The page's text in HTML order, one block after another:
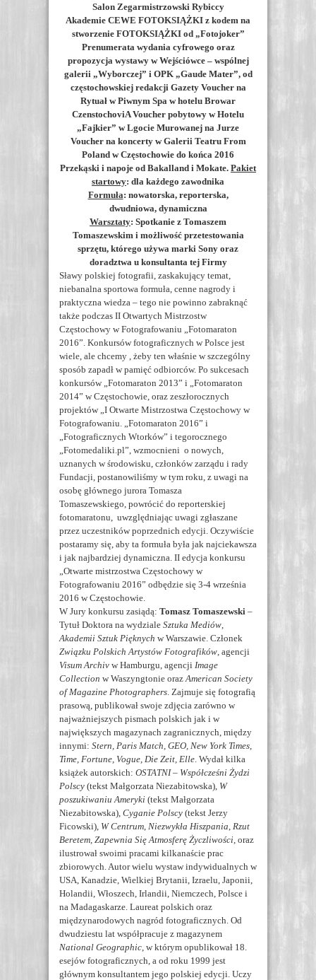
Salon Zegarmistrzowski Rybiccy
Akademie CEWE FOTOKSIĄŻKI z kodem na
stworzenie FOTOKSIĄŻKI od „Fotojoker”
Prenumerata wydania cyfrowego oraz
propozycja wystawy w Wejściówce – wspólnej
galerii „Wyborczej” i OPK „Gaude Mater”, od
częstochowskiej redakcji Gazety Voucher na
Rytuał w Piwnym Spa w hotelu Browar
CzenstochoviA Voucher pobytowy w Hotelu
„Fajkier” w Lgocie Murowanej na Jurze
Voucher na koncerty w Galerii Teatru From
Poland w Częstochowie do końca 2016
Przekąski i napoje od Bakalland i Mokate. Pakiet
startowy: dla każdego zawodnika
Formuła: nowatorska, reporterska,
dwudniowa, dynamiczna
Warsztaty: Spotkanie z Tomaszem
Tomaszewskim i możliwość przetestowania
sprzętu, którego używa marki Sony oraz
doradztwa u konsultanta tej Firmy
Sławy polskiej fotografii, zaskakujący temat,
niebanalna sportowa formuła, cenne nagrody i
praktyczna wiedza – tego nie powinno zabraknąć
także podczas II Otwartych Mistrzostw
Częstochowy w Fotografowaniu „Fotomaraton
2016”. Konkursów fotograficznych w Polsce jest
wiele, ale chcemy , żeby ten właśnie w szczególny
sposób zapadł w pamięć odbiorców. Po sukcesach
konkursów „Fotomaraton 2013” i „Fotomaraton
2014” w Częstochowie, oraz zeszłorocznych
projektów „I Otwarte Mistrzostwa Częstochowy w
Fotografowaniu. „Fotomaraton 2016” i
„Fotograficznych Wtorków” i tegorocznego
„Fotomedaliki.pl”, wzmocnieni o nowych,
uznanych w środowisku, członków zarządu i rady
Fundacji, postanowiliśmy w tym roku, z uwagi na
osobę głównego jurora Tomasza
Tomaszewskiego, powrócić do reporterskiej
fotomaratonu, uwzględniając uwagi zgłaszane
przez uczestników poprzednich edycji. Oczywiście
postaramy się, aby ta formuła była jak najciekawsza
i jak najbardziej dynamiczna. II edycja konkursu
„Otwarte mistrzostwa Częstochowy w
Fotografowaniu 2016” odbędzie się 3-4 września
2016 w Częstochowie.
W Jury konkursu zasiądą: Tomasz Tomaszewski –
Tytuł Doktora na wydziale Sztuka Mediów
Akademii Sztuk Pięknych w Warszawie. Członek
Związku Polskich Artystów Fotografików , agencji
Visum Archiv w Hamburgu, agencji Image
Collection w Waszyngtonie oraz American Society
of Magazine Photographers . Zajmuje się fotografią
prasową, publikował swoje zdjęcia zarówno w
najważniejszych pismach polskich jak i w
największych magazynach zagranicznych, między
innymi: Stern, Paris Match, GEO, New York Times,
Time, Fortune, Vogue, Die Zeit, Elle . Wydał kilka
książek autorskich: OSTATNI – Współcześni Żydzi
Polscy (tekst Małgorzata Niezabitowska), W
poszukiwaniu Ameryki (tekst Małgorzata
Niezabitowska), Cyganie Polscy (tekst Jerzy
Ficowski), W Centrum Niezwykła Hiszpania Rzut
Beretem, Zapewnia Się Atmosferę Życzliwości, oraz
ilustrował swoimi pracami kilkanaście prac
zbiorowych. Autor wielu wystaw indywidualnych w
USA, Kanadzie, Wielkiej Brytanii, Izraelu, Japonii,
Holandii, Włoszech, Irlandii, Niemczech, Polsce i
na Madagaskarze. Laureat polskich oraz
międzynarodowych nagród fotograficznych. Od
dwudziestu lat współpracuje z magazynem
National Geographic , w którym opublikował 18.
esejów fotograficznych, a od roku 1999 jest
głównym konsultantem jego polskiej edycji. Uczy